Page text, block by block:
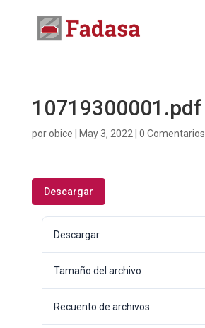
10719300001.pdf
porobice May 3, 2022 0 Comentarios
Descargar
Descargar
Tamaño del archivo
Recuento de archivos